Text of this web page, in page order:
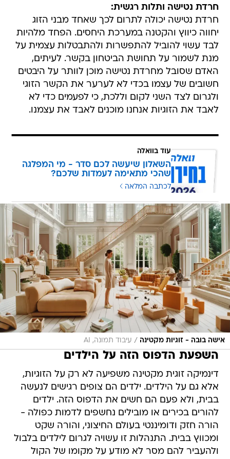
חרדת נטישה ותלות רגשית:
חרדת נטישה יכולה לתרום לכך שאחד מבני הזוג
יחווה כיווץ והקטנה במערכת היחסים. הפחד מלהיות
לבד עשוי להוביל להתפשרות ולהתבטלות עצמית על
מנת לשמור על תחושת הביטחון בקשר. לעיתים,
האדם שסובל מחרדת נטישה מוכן לוותר על היבטים
חשובים של עצמו בכדי לא לערער את הקשר הזוגי
ולגרום לצד השני לקום וללכת, כי לפעמים כדי לא
לאבד את הזוגיות אנחנו מוכנים לאבד את עצמנו.
עוד בוואלה
השאלון שיעשה לכם סדר - מי המפלגה
שהכי מתאימה לעמדות שלכם?
לכתבה המלאה
אישה בובה - זוגיות מקטינה / עיבוד תמונה, AI
השפעת הדפוס הזה על הילדים
דינמיקה זוגית מקטינה משפיעה לא רק על הזוגיות,
אלא גם על הילדים. ילדים הם צופים רגישים לנעשה
בבית, ולא פעם הם חשים את הדפוס הזה. ילדים
להורים בכירים או מובילים נחשפים לדמות כפולה -
הורה חזק ודומיננטי בעולם החיצוני, והורה שקט
ומכווץ בבית. התנהלות זו עשויה לגרום לילדים בלבול
ולהעביר להם מסר לא מודע על מקומו של הקול